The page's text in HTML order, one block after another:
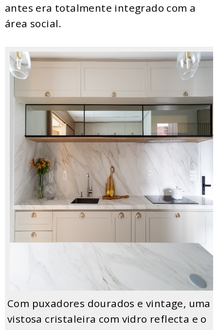
antes era totalmente integrado com a
área social.
Com puxadores dourados e vintage, uma
vistosa cristaleira com vidro reflecta e o